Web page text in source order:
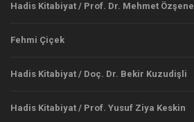
Hadis Kitabiyat / Prof. Dr. Mehmet Özşenel
Fehmi Çiçek
Hadis Kitabiyat / Doç. Dr. Bekir Kuzudişli
Hadis Kitabiyat / Prof. Yusuf Ziya Keskin